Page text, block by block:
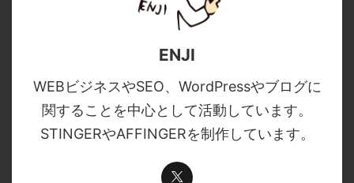
ENJI
WEBビジネスやSEO、WordPressやブログに
関することを中心として活動しています。
STINGERやAFFINGERを制作しています。